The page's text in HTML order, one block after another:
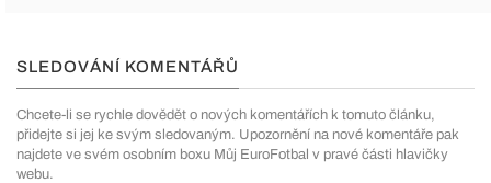
SLEDOVÁNÍ KOMENTÁŘŮ
Chcete-li se rychle dovědět o nových komentářích k tomuto článku,
přidejte si jej ke svým sledovaným. Upozornění na nové komentáře pak
najdete ve svém osobním boxu Můj EuroFotbal v pravé části hlavičky
webu.